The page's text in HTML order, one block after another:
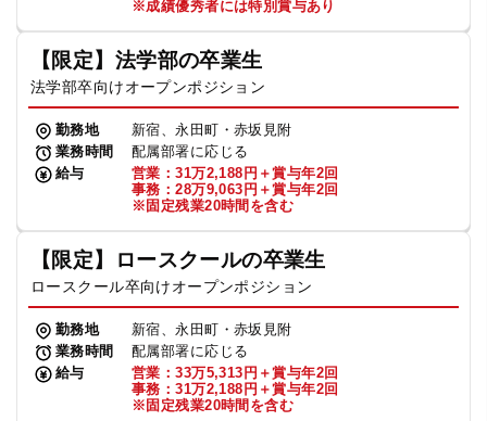
※成績優秀者には特別賞与あり
【限定】法学部の卒業生
法学部卒向けオープンポジション
勤務地
新宿、永田町・赤坂見附
業務時間
配属部署に応じる
給与
営業：31万2,188円＋賞与年2回
事務：28万9,063円＋賞与年2回
※固定残業20時間を含む
【限定】ロースクールの卒業生
ロースクール卒向けオープンポジション
勤務地
新宿、永田町・赤坂見附
業務時間
配属部署に応じる
給与
営業：33万5,313円＋賞与年2回
事務：31万2,188円＋賞与年2回
※固定残業20時間を含む